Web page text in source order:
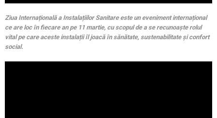
Ziua Internațională a Instalațiilor Sanitare este un eveniment internațional
ce are loc în fiecare an pe 11 martie, cu scopul de a se recunoaște rolul
vital pe care aceste instalații îl joacă în sănătate, sustenabilitate și confort
social.